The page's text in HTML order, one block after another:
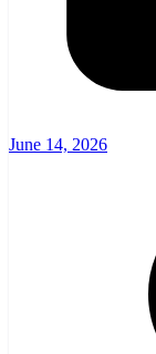
June 14, 2026